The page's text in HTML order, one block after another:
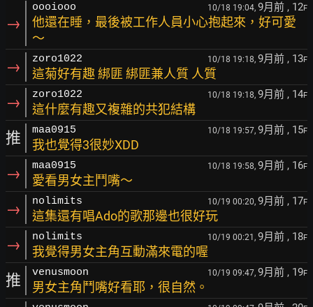
→
oooiooo 10/18 19:04, 9月前 , 12F
他還在睡，最後被工作人員小心抱起來，好可愛
～
→ zoro1022 10/18 19:18, 9月前 , 13F
這菊好有趣 綁匪 綁匪兼人質 人質
→ zoro1022 10/18 19:18, 9月前 , 14F
這什麼有趣又複雜的共犯結構
推 maa0915 10/18 19:57, 9月前 , 15F
我也覺得3很妙XDD
→ maa0915 10/18 19:58, 9月前 , 16F
愛看男女主鬥嘴～
→ nolimits 10/19 00:20, 9月前 , 17F
這集還有唱Ado的歌那邊也很好玩
→ nolimits 10/19 00:21, 9月前 , 18F
我覺得男女主角互動滿來電的喔
推 venusmoon 10/19 09:47, 9月前 , 19F
男女主角鬥嘴好看耶，很自然。